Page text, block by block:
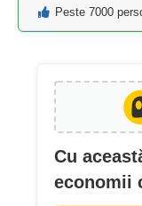
Peste 7000
Cu
economii